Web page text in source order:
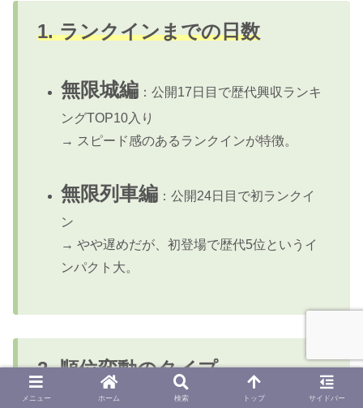
1. ランクインまでの日数
無限城編 ：公開17日目で歴代興収ランキ
ングTOP10入り
→ スピード感のあるランクインが特徴。
無限列車編 ：公開24日目で初ランクイ
ン
→ やや遅めだが、初登場で歴代5位というイ
ンパクト大。
2. 順位変動のタイプ
メニュー ホーム 検索 トップ サイドバー